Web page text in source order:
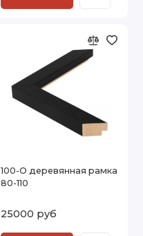
100-О деревянная рамка
80-110
25000 руб